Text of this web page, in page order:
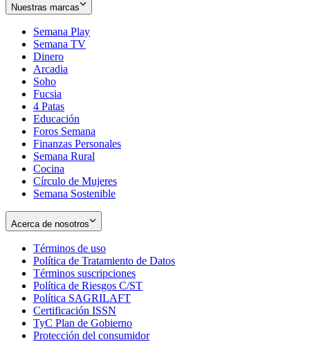
Nuestras marcas
Semana Play
Semana TV
Dinero
Arcadia
Soho
in
new
window
Fucsia
in
new
window
4 Patas
Educación
Foros Semana
Finanzas Personales
Semana Rural
Cocina
Círculo de Mujeres
Semana Sostenible
Acerca de nosotros
Términos de uso
in
new
window
Política de Tratamiento de Datos
Términos suscripciones
in
Política de Riesgos C/ST
Política SAGRILAFT
new
window
Certificación ISSN
in
new
TyC Plan de Gobierno
in
Protección del consumidorOpens